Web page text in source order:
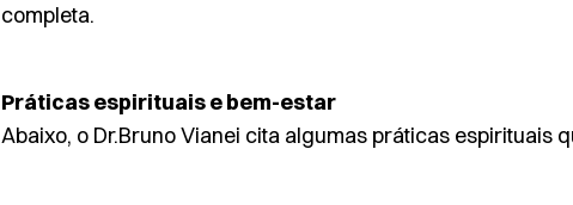
completa.
Práticas espirituais e bem-estar
Abaixo, o Dr.Bruno Vianei cita algumas práticas espirituais